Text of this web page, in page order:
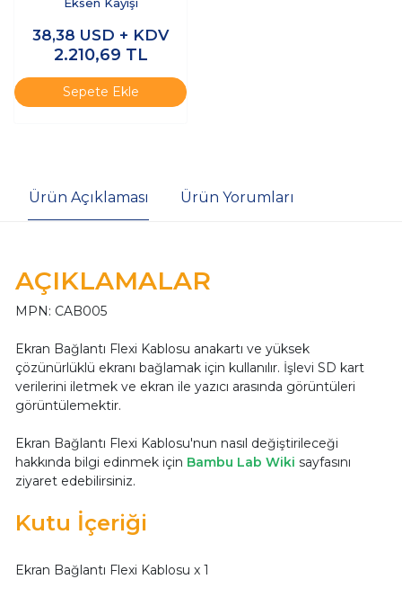
38,38 USD + KDV
2.210,69 TL
Sepete Ekle
Ürün Açıklaması Ürün Yorumları
AÇIKLAMALAR
MPN: CAB005
Ekran Bağlantı Flexi Kablosu anakartı ve yüksek
çözünürlüklü ekranı bağlamak için kullanılır. İşlevi SD kart
verilerini iletmek ve ekran ile yazıcı arasında görüntüleri
görüntülemektir.
Ekran Bağlantı Flexi Kablosu'nun nasıl değiştirileceği
hakkında bilgi edinmek için Bambu Lab Wiki sayfasını
ziyaret edebilirsiniz.
Kutu İçeriği
Ekran Bağlantı Flexi Kablosu x 1